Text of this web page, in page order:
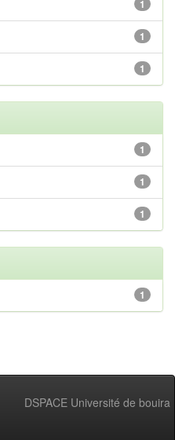
1
1
1
1
1
1
1
DSPACE Université de bouira